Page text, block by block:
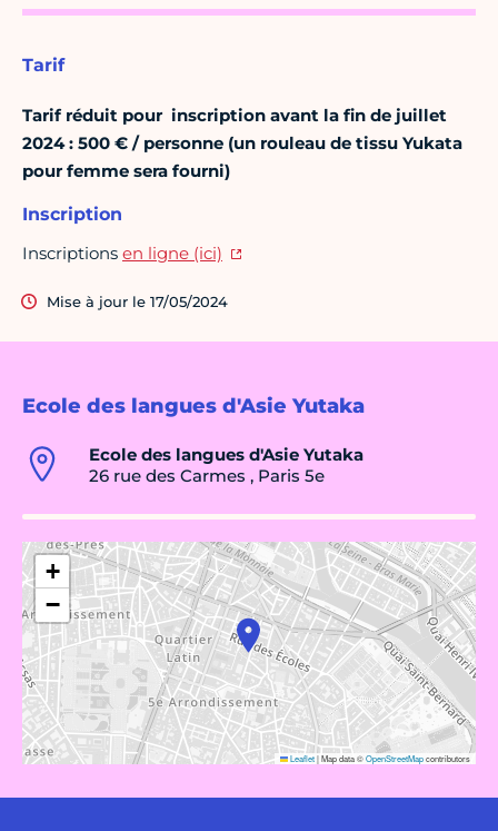
Ecole des langues d'Asie Yutaka
Ecole des langues d'Asie Yutaka
26 rue des Carmes , Paris 5e
+
−
Leaflet|Map data ©OpenStreetMapcontributors
Tarif
Tarif réduit pour inscription avant la fin de juillet
2024 : 500 € / personne (un rouleau de tissu Yukata
pour femme sera fourni)
Inscription
Inscriptions en ligne (ici)
Mise à jour le 17/05/2024